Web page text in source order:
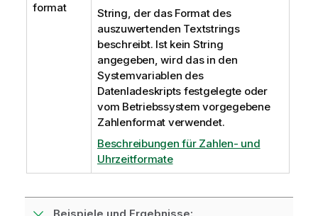
format
String, der das Format des
auszuwertenden Textstrings
beschreibt. Ist kein String
angegeben, wird das in den
Systemvariablen des
Datenladeskripts festgelegte oder
vom Betriebssystem vorgegebene
Zahlenformat verwendet.
Beschreibungen für Zahlen- und
Uhrzeitformate